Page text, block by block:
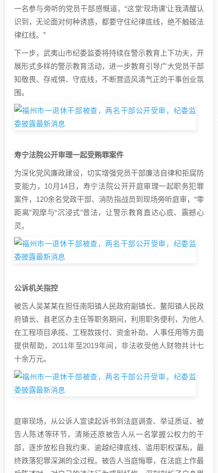
一名参与旁听的党员干部感慨道，“这堂‘现场课’让我清醒认
识到，无论面对何种诱惑，都要守住纪律底线，绝不触碰法
律红线。”
下一步，武夷山市纪委监委将持续在警示教育上下功夫，开
展形式多样的警示教育活动，进一步教育引导广大党员干部
知敬畏、存戒惧、守底线，不断营造风清气正的干事创业氛
围。
寿宁法院公开审理一起受贿罪案件
为深化党风廉政建设，切实增强党员干部廉洁自律和拒腐防
变能力，10月14日，寿宁法院公开开庭审理一起职务犯罪
案件，120余名党政干部、消防指战员到现场旁听庭审，“零
距离”观摩与“沉浸式”普法，让警示教育直达心底、震撼心
灵。
公诉机关指控
被告人吴某某在担任南阳镇人民政府副镇长、鳌阳镇人民政
府镇长、县老区办主任等职务期间，利用职务便利，为他人
在工程项目承揽、工程款拨付、资金补助、人事任用等方面
提供帮助，2011年至2019年间，非法收受他人财物共计七
十余万元。
庭审现场，从公诉人宣读起诉书到法庭调查、举证质证、被
告人陈述等环节，清晰还原被告人从一名掌握公权力的干
部，逐步放松自我约束、逾越纪律底线、滥用职权谋私，最
终跌落犯罪深渊的全过程。被告人当庭悔罪，在法庭上作最